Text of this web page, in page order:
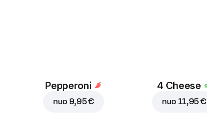
Pepperoni
nuo 9,95 €
4 Cheese
nuo 11,95 €